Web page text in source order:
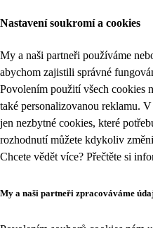
Nastavení soukromí a cookies
My a naši partneři používáme
abychom zajistili správné
Povolením použití všech cookies
také personalizovanou reklamu.
jen nezbytné cookies, které
rozhodnutí můžete kdykoliv
Chcete vědět více? Přečtěte si
My a naši partneři zpracováváme